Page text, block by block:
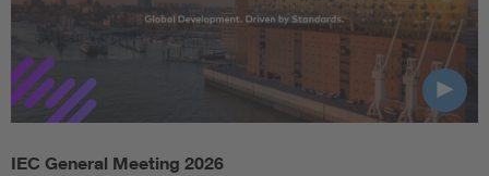
IEC General Meeting 2026